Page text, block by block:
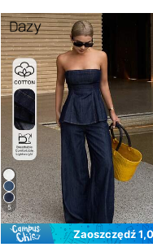
5
Zaoszczędź